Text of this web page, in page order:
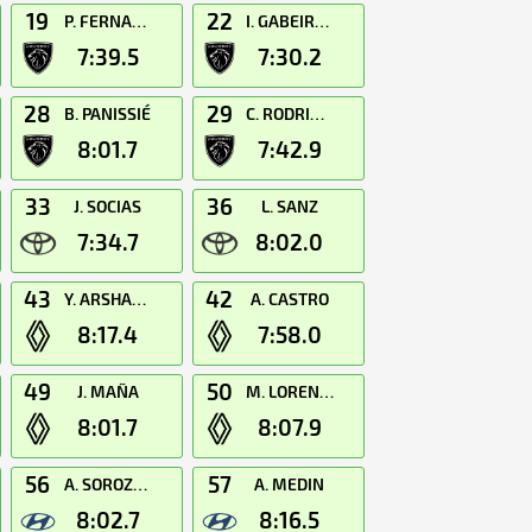
19 P. FERNANDEZ
7:39.5
22 I. GABEIRAS
7:30.2
28 B. PANISSIÉ
8:01.7
29 C. RODRIGUEZ
7:42.9
33 J. SOCIAS
7:34.7
36 L. SANZ
8:02.0
43 Y. ARSHANSKIY
8:17.4
42 A. CASTRO
7:58.0
49 J. MAÑA
8:01.7
50 M. LORENZO
8:07.9
56 A. SOROZABAL
8:02.7
57 A. MEDIN
8:16.5